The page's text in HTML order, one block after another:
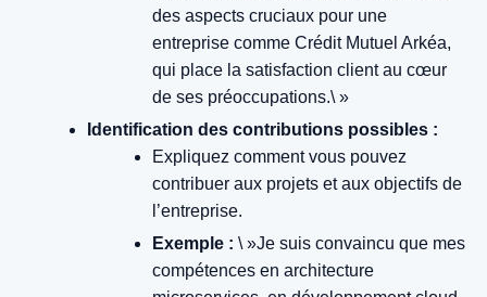
des aspects cruciaux pour une
entreprise comme Crédit Mutuel Arkéa,
qui place la satisfaction client au cœur
de ses préoccupations.\ »
Identification des contributions possibles :
Expliquez comment vous pouvez
contribuer aux projets et aux objectifs de
l’entreprise.
Exemple : \ »Je suis convaincu que mes
compétences en architecture